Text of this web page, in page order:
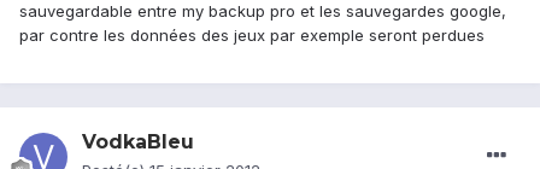
sauvegardable entre my backup pro et les sauvegardes google,
par contre les données des jeux par exemple seront perdues
VodkaBleu